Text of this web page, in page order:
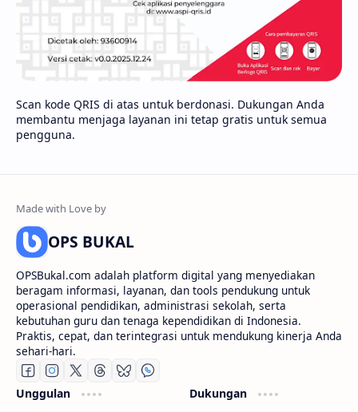
Scan kode QRIS di atas untuk berdonasi. Dukungan Anda
membantu menjaga layanan ini tetap gratis untuk semua
pengguna.
OPS BUKAL
OPSBukal.com adalah platform digital yang menyediakan
beragam informasi, layanan, dan tools pendukung untuk
operasional pendidikan, administrasi sekolah, serta
kebutuhan guru dan tenaga kependidikan di Indonesia.
Praktis, cepat, dan terintegrasi untuk mendukung kinerja Anda
sehari-hari.
Unggulan Dukungan